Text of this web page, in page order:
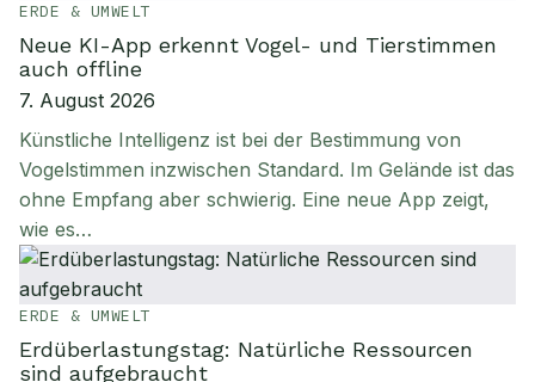
ERDE & UMWELT
Neue KI-App erkennt Vogel- und Tierstimmen
auch offline
7. August 2026
Künstliche Intelligenz ist bei der Bestimmung von
Vogelstimmen inzwischen Standard. Im Gelände ist das
ohne Empfang aber schwierig. Eine neue App zeigt,
wie es…
ERDE & UMWELT
Erdüberlastungstag: Natürliche Ressourcen
sind aufgebraucht